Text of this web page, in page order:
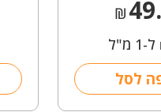
₪
ל-1 מ"ל
לסל